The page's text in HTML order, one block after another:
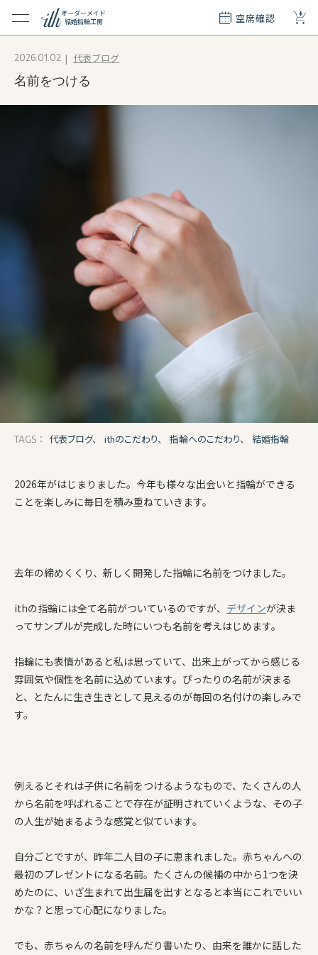
オーダーメイド
結婚指輪工房
空席確認 +
メイド
2026.01.02 代表ブログ
名前をつける
TAGS： 代表ブログ、 ithのこだわり、 指輪へのこだわり、 結婚指輪
2026年がはじまりました。今年も様々な出会いと指輪ができる
ことを楽しみに毎日を積み重ねていきます。
去年の締めくくり、新しく開発した指輪に名前をつけました。
ithの指輪には全て名前がついているのですが、 デザインが決ま
ってサンプルが完成した時にいつも名前を考えはじめます。
指輪にも表情があると私は思っていて、出来上がってから感じる
雰囲気や個性を名前に込めています。ぴったりの名前が決まる
と、とたんに生き生きとして見えるのが毎回の名付けの楽しみで
す。
例えるとそれは子供に名前をつけるようなもので、たくさんの人
から名前を呼ばれることで存在が証明されていくような、その子
の人生が始まるような感覚と似ています。
自分ごとですが、昨年二人目の子に恵まれました。赤ちゃんへの
最初のプレゼントになる名前。たくさんの候補の中から1つを決
めたのに、いざ生まれて出生届を出すとなると本当にこれでいい
かな？と思って心配になりました。
でも、赤ちゃんの名前を呼んだり書いたり、由来を誰かに話した